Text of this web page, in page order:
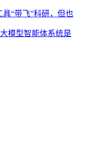
“带飞”科研，但也
模型智能体系统是